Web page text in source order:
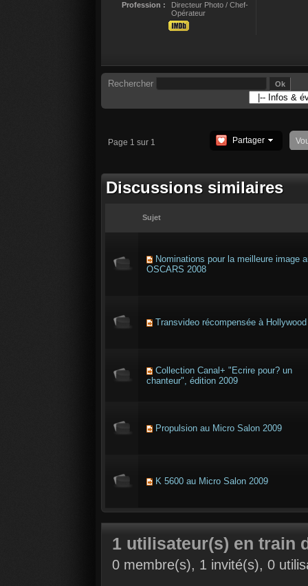
Profession :
Directeur Photo / Chef-
Opérateur
Rechercher
Page 1 sur 1 Partager
Discussions similaires
Sujet
Nominations pour la meilleure image
OSCARS 2008
Transvideo récompensée à Hollywood
Collection Canal+ "Ecrire pour? un
chanteur", édition 2009
Propulsion au Micro Salon 2009
K 5600 au Micro Salon 2009
1 utilisateur(s) en train
0 membre(s), 1 invité(s), 0